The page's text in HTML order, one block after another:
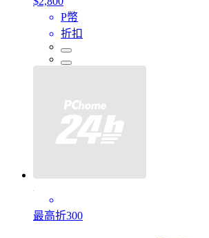
P幣
折扣
最高折300